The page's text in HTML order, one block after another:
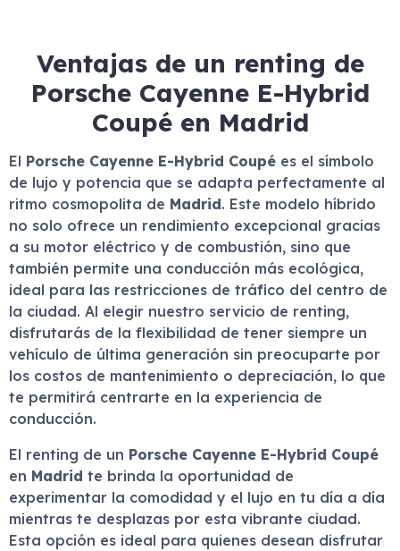
Ventajas de un renting de
Porsche Cayenne E-Hybrid
Coupé en Madrid
El Porsche Cayenne E-Hybrid Coupé es el símbolo
de lujo y potencia que se adapta perfectamente al
ritmo cosmopolita de Madrid. Este modelo híbrido
no solo ofrece un rendimiento excepcional gracias
a su motor eléctrico y de combustión, sino que
también permite una conducción más ecológica,
ideal para las restricciones de tráfico del centro de
la ciudad. Al elegir nuestro servicio de renting,
disfrutarás de la flexibilidad de tener siempre un
vehículo de última generación sin preocuparte por
los costos de mantenimiento o depreciación, lo que
te permitirá centrarte en la experiencia de
conducción.
El renting de un Porsche Cayenne E-Hybrid Coupé
en Madrid te brinda la oportunidad de
experimentar la comodidad y el lujo en tu día a día
mientras te desplazas por esta vibrante ciudad.
Esta opción es ideal para quienes desean disfrutar